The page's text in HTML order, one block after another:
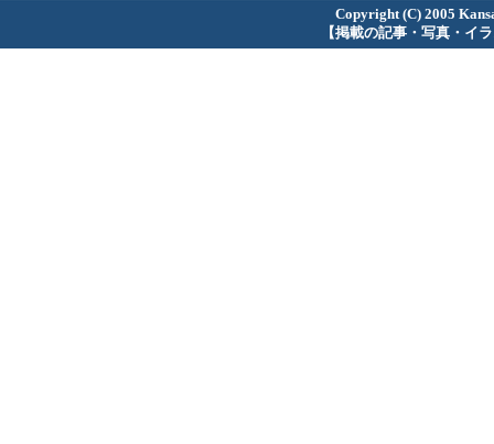
Copyright (C) 2005
【掲載の記事・写真・イラ